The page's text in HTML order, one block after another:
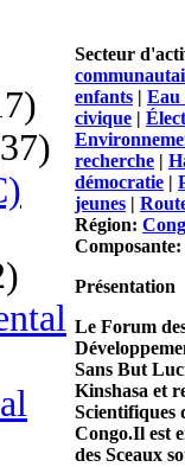
Secteur
enfants | Eau
civique |
recherche |
démocratie |
jeunes |
Région:
Composante:
Présentation
Le Forum
Sans But
Kinshasa et
Scientifiques
Congo.Il est
des Sceaux